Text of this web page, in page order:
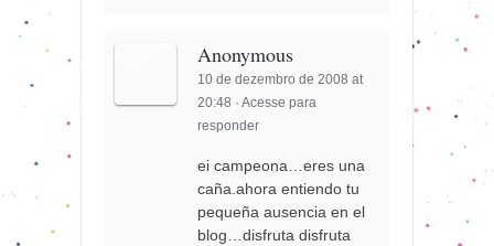
Anonymous
10 de dezembro de 2008 at
20:48 ·Acesse para
responder
ei campeona…eres una
caña.ahora entiendo tu
pequeña ausencia en el
blog…disfruta disfruta